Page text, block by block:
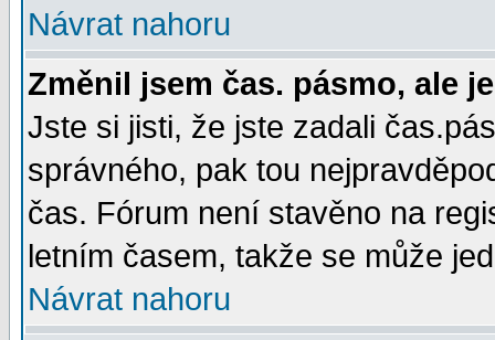
Návrat nahoru
Změnil jsem čas. pásmo, ale
Jste si jisti, že jste zadali
správného, pak tou
čas. Fórum není stavěno na
letním časem, takže se může
Návrat nahoru